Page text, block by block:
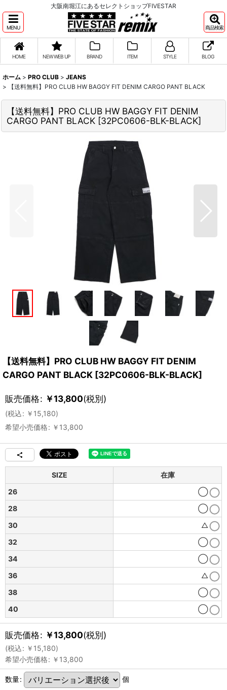
大阪南堀江にあるセレクトショップFIVESTAR
MENU 商品検索
HOME NEW WEB UP BRAND ITEM STYLE BLOG
ホーム > PRO CLUB > JEANS
>
【送料無料】PRO CLUB HW BAGGY FIT DENIM CARGO PANT BLACK
【送料無料】PRO CLUB HW BAGGY FIT DENIM
CARGO PANT BLACK [32PC0606-BLK-BLACK]
【送料無料】PRO CLUB HW BAGGY FIT DENIM
CARGO PANT BLACK [32PC0606-BLK-BLACK]
販売価格: ￥13,800(税別)
(税込: ￥ 15,180)
希望小売価格: ￥ 13,800
SIZE
在庫
26
◯
28
◯
30
△
32
◯
34
◯
36
△
38
◯
40
◯
販売価格: ￥13,800(税別)
(税込: ￥ 15,180)
希望小売価格: ￥ 13,800
数量: 個